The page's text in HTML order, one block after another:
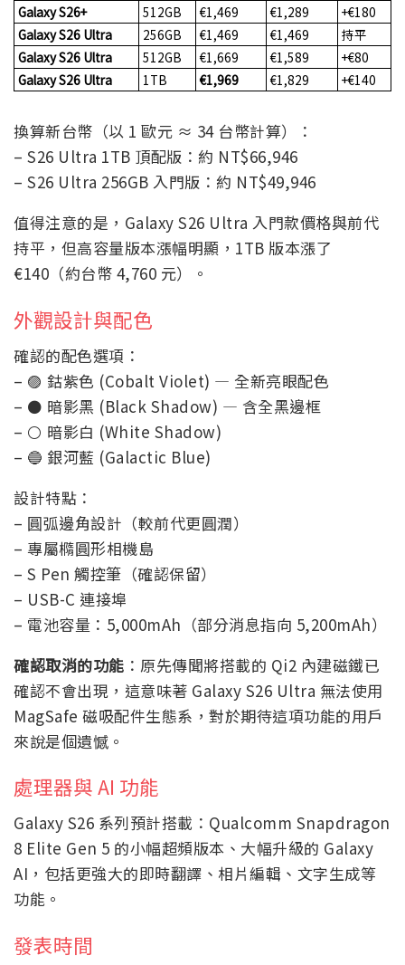
Galaxy S26+
512GB €1,469 €1,289
+€180
Galaxy S26 Ultra
256GB €1,469 €1,469
持平
Galaxy S26 Ultra
512GB €1,669 €1,589
+€80
Galaxy S26 Ultra
1TB €1,969 €1,829 +€140
換算新台幣（以 1 歐元 ≈ 34 台幣計算）：
– S26 Ultra 1TB 頂配版：約 NT$66,946
– S26 Ultra 256GB 入門版：約 NT$49,946
值得注意的是，Galaxy S26 Ultra 入門款價格與前代
持平，但高容量版本漲幅明顯，1TB 版本漲了
€140（約台幣 4,760 元）。
外觀設計與配色
確認的配色選項：
– 🟣 鈷紫色 (Cobalt Violet) — 全新亮眼配色
– ⚫ 暗影黑 (Black Shadow) — 含全黑邊框
– ⚪ 暗影白 (White Shadow)
– 🔵 銀河藍 (Galactic Blue)
設計特點：
– 圓弧邊角設計（較前代更圓潤）
– 專屬橢圓形相機島
– S Pen 觸控筆（確認保留）
– USB-C 連接埠
– 電池容量：5,000mAh（部分消息指向 5,200mAh）
確認取消的功能 ：原先傳聞將搭載的 Qi2 內建磁鐵已
確認不會出現，這意味著 Galaxy S26 Ultra 無法使用
MagSafe 磁吸配件生態系，對於期待這項功能的用戶
來說是個遺憾。
處理器與 AI 功能
Galaxy S26 系列預計搭載：Qualcomm Snapdragon
8 Elite Gen 5 的小幅超頻版本、大幅升級的 Galaxy
AI，包括更強大的即時翻譯、相片編輯、文字生成等
功能。
發表時間